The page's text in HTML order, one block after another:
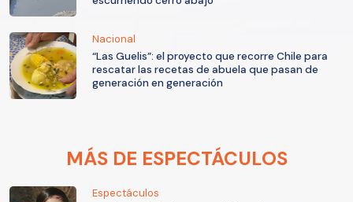
Nacional
“Las Guelis”: el proyecto que recorre Chile para
rescatar las recetas de abuela que pasan de
generación en generación
MÁS DE ESPECTÁCULOS
Espectáculos